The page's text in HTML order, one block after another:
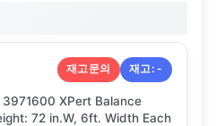
재고문의 재고:-
XPert Balance
72 in.W, 6ft. Width Each